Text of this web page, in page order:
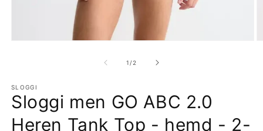
1 /van
2
SLOGGI
Sloggi men GO ABC 2.0
Heren Tank Top - hemd - 2-